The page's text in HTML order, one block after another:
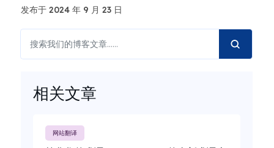
发布于 2024 年 9 月 23 日
相关文章
网站翻译